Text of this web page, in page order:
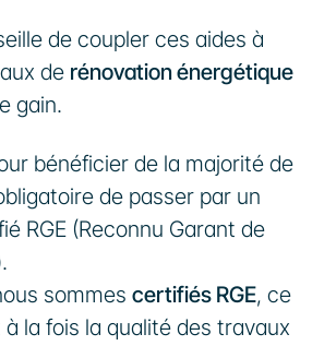
de coupler ces aides à
de rénovation énergétique
gain.
bénéficier de la majorité de
de passer par un
RGE (Reconnu Garant de
sommes certifiés RGE, ce
la fois la qualité des travaux